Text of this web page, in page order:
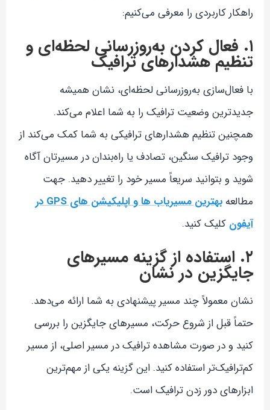
راهکار کاربردی را معرفی می‌کنیم:
۱. فعال کردن به‌روزرسانی لحظه‌ای و
تنظیم هشدارهای ترافیک
با فعال‌سازی به‌روزرسانی لحظه‌ای، نشان همیشه
جدیدترین وضعیت ترافیک را به شما اعلام می‌کند.
همچنین تنظیم هشدارهای ترافیکی به شما کمک می‌کند از
وجود ترافیک سنگین، تصادف یا راه‌بندان در مسیرتان آگاه
شوید و بتوانید سریعاً مسیر خود را تغییر دهید. جهت
مطالعه
بهترین مسیریاب ها و اپلیکیشن های GPS در
آیفون کلیک کنید.
۲. استفاده از گزینه مسیرهای
جایگزین در نشان
نشان معمولاً چند مسیر پیشنهادی به شما ارائه می‌دهد.
حتماً قبل از شروع حرکت، مسیرهای جایگزین را بررسی
کنید و در صورت مشاهده ترافیک در مسیر اصلی، از مسیر
کم‌ترافیک‌تر استفاده کنید. این گزینه یکی از مهم‌ترین
ابزارهای دور زدن ترافیک است.